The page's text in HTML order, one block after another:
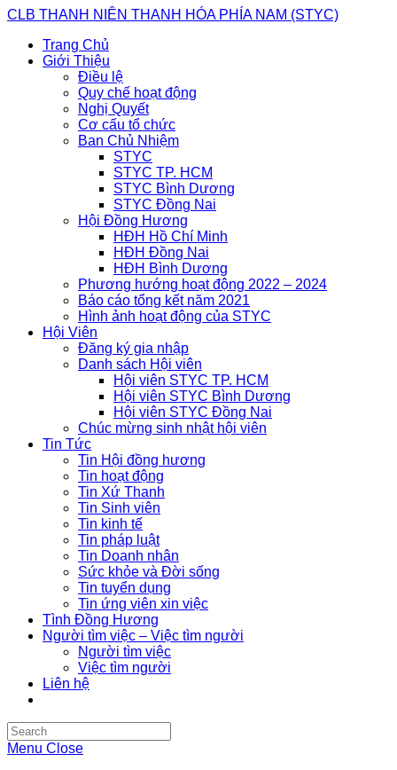
Skip
content
CLB THANH NIÊN THANH HÓA PHÍA NAM (STYC)
Trang Chủ
Giới Thiệu
Điều lệ
Quy chế hoạt động
Nghị Quyết
Cơ cấu tổ chức
Ban Chủ Nhiệm
STYC
STYC TP. HCM
STYC Bình Dương
STYC Đồng Nai
Hội Đồng Hương
HĐH Hồ Chí Minh
HĐH Đồng Nai
HĐH Bình Dương
Phương hướng hoạt động 2022 – 2024
Báo cáo tổng kết năm 2021
Hình ảnh hoạt động của STYC
Hội Viên
Đăng ký gia nhập
Danh sách Hội viên
Hội viên STYC TP. HCM
Hội viên STYC Bình Dương
Hội viên STYC Đồng Nai
Chúc mừng sinh nhật hội viên
Tin Tức
Tin Hội đồng hương
Tin hoạt động
Tin Xứ Thanh
Tin Sinh viên
Tin kinh tế
Tin pháp luật
Tin Doanh nhân
Sức khỏe và Đời sống
Tin tuyển dụng
Tin ứng viên xin việc
Tình Đồng Hương
Người tìm việc – Việc tìm người
Người tìm việc
Việc tìm người
Liên hệ
Search
this
Menu Close